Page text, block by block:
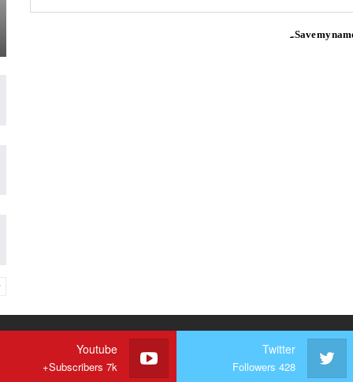
Save my
Twitter
Followers 428
Youtube
Subscribers 7k+